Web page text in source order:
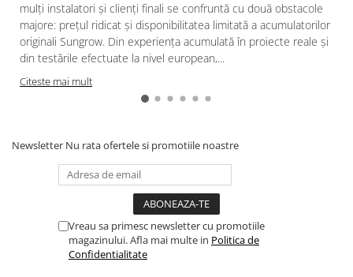
mulți instalatori și clienți finali se confruntă cu două obstacole
majore: prețul ridicat și disponibilitatea limitată a acumulatorilor
originali Sungrow. Din experiența acumulată în proiecte reale și
din testările efectuate la nivel european,...
Citeste mai mult
Newsletter Nu rata ofertele si promotiile noastre
Vreau sa primesc newsletter cu promotiile
magazinului. Afla mai multe in Politica de
Confidentialitate